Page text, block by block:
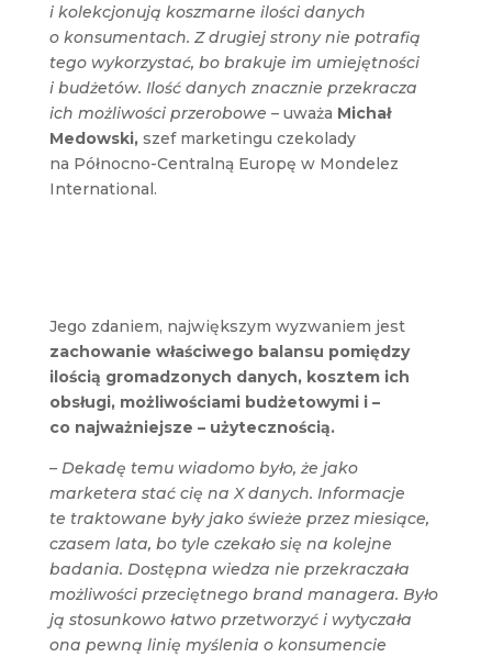
i kolekcjonują koszmarne ilości danych
o konsumentach. Z drugiej strony nie potrafią
tego wykorzystać, bo brakuje im umiejętności
i budżetów. Ilość danych znacznie przekracza
ich możliwości przerobowe –uważa Michał
Medowski,szef marketingu czekolady
na Północno-Centralną Europę w Mondelez
International.
Jego zdaniem, największym wyzwaniem jest
zachowanie właściwego balansu pomiędzy
ilością gromadzonych danych, kosztem ich
obsługi, możliwościami budżetowymi i –
co najważniejsze – użytecznością.
– Dekadę temu wiadomo było, że jako
marketera stać cię na X danych. Informacje
te traktowane były jako świeże przez miesiące,
czasem lata, bo tyle czekało się na kolejne
badania. Dostępna wiedza nie przekraczała
możliwości przeciętnego brand managera. Było
ją stosunkowo łatwo przetworzyć i wytyczała
ona pewną linię myślenia o konsumencie